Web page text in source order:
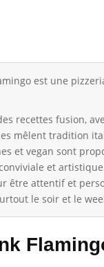
est une
recettes fusion,
mêlent tradition
et vegan sont
et
être attentif et
le soir et le